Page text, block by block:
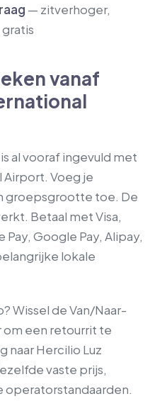
— zitverhoger,
vanaf
al vooraf ingevuld met
Airport. Voeg je
groepsgrootte toe. De
Betaal met Visa,
Google Pay, Alipay,
lokale
Wissel de Van/Naar-
een retourrit te
naar Hercilio Luz
vaste prijs,